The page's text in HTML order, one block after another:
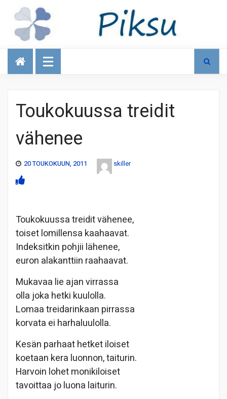
Talous
Toukokuussa treidit
vähenee
20 TOUKOKUUN, 2011 skiller
Toukokuussa treidit vähenee,
toiset lomillensa kaahaavat.
Indeksitkin pohjii lähenee,
euron alakanttiin raahaavat.
Mukavaa lie ajan virrassa
olla joka hetki kuulolla.
Lomaa treidarinkaan pirrassa
korvata ei harhaluulolla.
Kesän parhaat hetket iloiset
koetaan kera luonnon, taiturin.
Harvoin lohet monikiloiset
tavoittaa jo luona laiturin.